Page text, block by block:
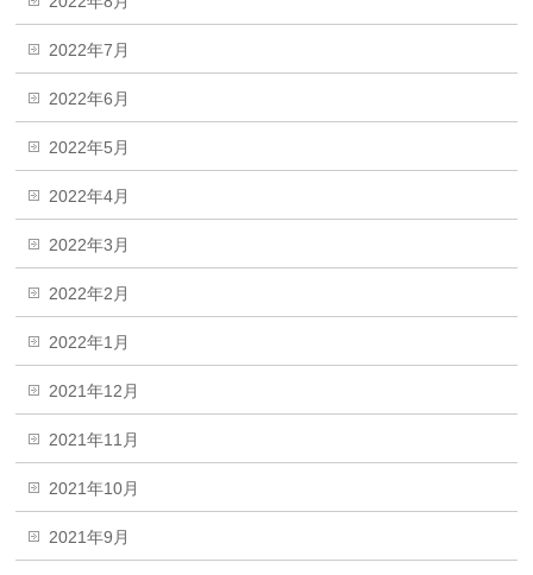
2022年7月
2022年6月
2022年5月
2022年4月
2022年3月
2022年2月
2022年1月
2021年12月
2021年11月
2021年10月
2021年9月